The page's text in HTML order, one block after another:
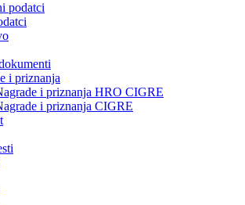
podatci​
i priznanja
i priznanja HRO CIGRE
i priznanja CIGRE